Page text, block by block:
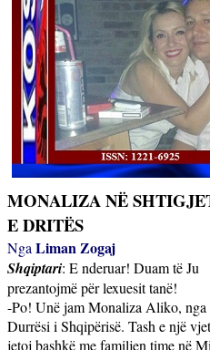
MONALIZA NË
E DRITËS
Nga Liman Zogaj
Shqiptari: E nderuar! Duam të Ju
prezantojmë për lexuesit tanë!
-Po! Unë jam Monaliza Aliko, nga
Durrësi i Shqipërisë. Tash e një vjet
jetoj bashkë me familjen time në